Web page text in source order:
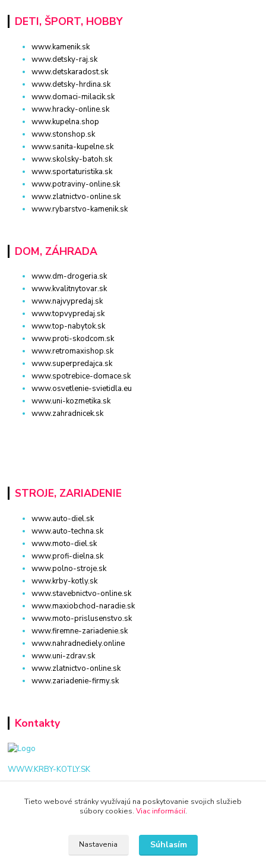
DETI, ŠPORT, HOBBY
www.kamenik.sk
www.detsky-raj.sk
www.detskaradost.sk
www.detsky-hrdina.sk
www.domaci-milacik.sk
www.hracky-online.sk
www.kupelna.shop
www.stonshop.sk
www.sanita-kupelne.sk
www.skolsky-batoh.sk
www.sportaturistika.sk
www.potraviny-online.sk
www.zlatnictvo-online.sk
www.rybarstvo-kamenik.sk
DOM, ZÁHRADA
www.dm-drogeria.sk
www.kvalitnytovar.sk
www.najvypredaj.sk
www.topvypredaj.sk
www.top-nabytok.sk
www.proti-skodcom.sk
www.retromaxishop.sk
www.superpredajca.sk
www.spotrebice-domace.sk
www.osvetlenie-svietidla.eu
www.uni-kozmetika.sk
www.zahradnicek.sk
STROJE, ZARIADENIE
www.auto-diel.sk
www.auto-techna.sk
www.moto-diel.sk
www.profi-dielna.sk
www.polno-stroje.sk
www.krby-kotly.sk
www.stavebnictvo-online.sk
www.maxiobchod-naradie.sk
www.moto-prislusenstvo.sk
www.firemne-zariadenie.sk
www.nahradnediely.online
www.uni-zdrav.sk
www.zlatnictvo-online.sk
www.zariadenie-firmy.sk
Kontakty
WWW.KRBY-KOTLY.SK
Tieto webové stránky využívajú na poskytovanie svojich služieb
súbory cookies. Viac informácií.
Nastavenia Súhlasím